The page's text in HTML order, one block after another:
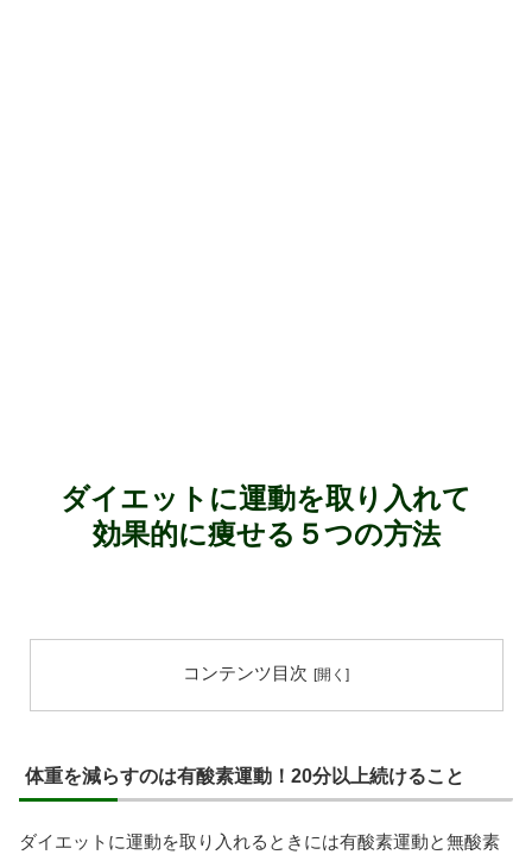
ダイエットに運動を取り入れて
効果的に痩せる５つの方法
コンテンツ目次
体重を減らすのは有酸素運動！20分以上続けること
ダイエットに運動を取り入れるときには有酸素運動と無酸素